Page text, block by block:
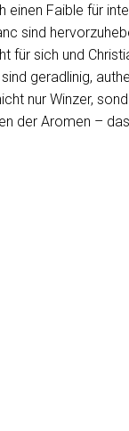
einen Faible für
sind
für sich und
geradlinig,
nur Winzer,
der Aromen –